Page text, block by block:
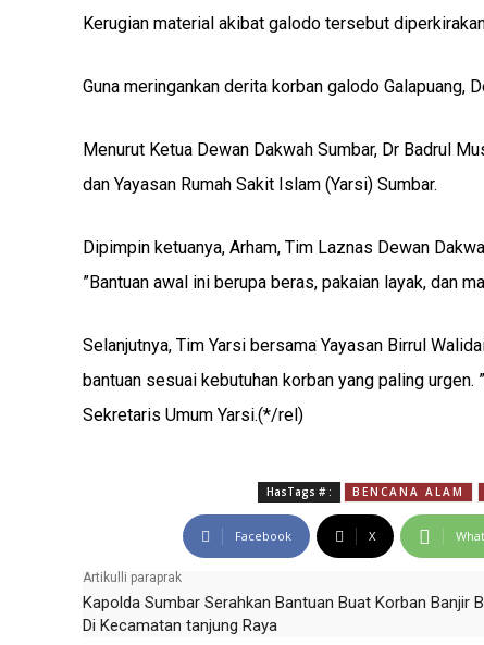
Kerugian material akibat galodo tersebut
Guna meringankan derita korban galodo Galapuang,
Menurut Ketua Dewan Dakwah Sumbar, Dr Badrul
dan Yayasan Rumah Sakit Islam (Yarsi) Sumbar.
Dipimpin ketuanya, Arham, Tim Laznas Dewan
”Bantuan awal ini berupa beras, pakaian layak, dan
Selanjutnya, Tim Yarsi bersama Yayasan Birrul
bantuan sesuai kebutuhan korban yang paling
Sekretaris Umum Yarsi.(*/rel)
HasTags # : BENCANA ALAM
Facebook X
Artikulli paraprak
Kapolda Sumbar Serahkan Bantuan Buat Korban Banjir
Di Kecamatan tanjung Raya